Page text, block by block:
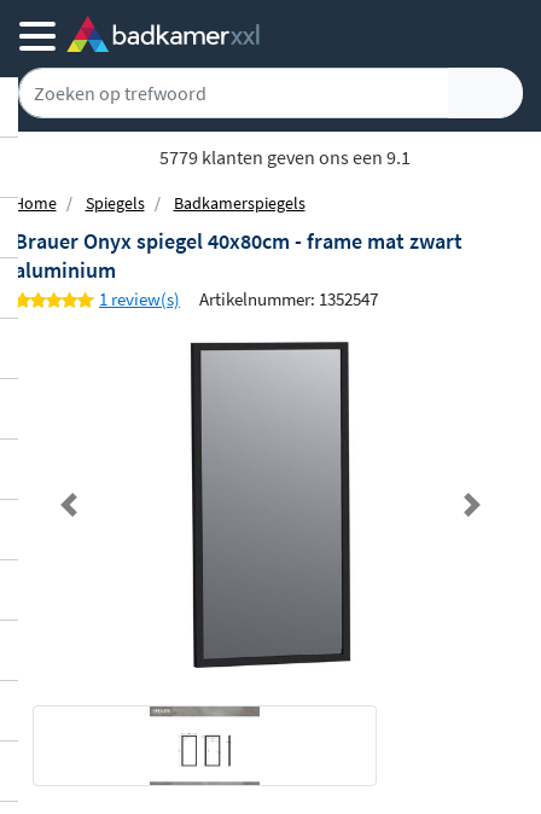
5779 klanten geven ons een 9.1
Home Spiegels Badkamerspiegels
Brauer Onyx spiegel 40x80cm - frame mat zwart
aluminium
1 review(s) Artikelnummer: 1352547
Previous Next